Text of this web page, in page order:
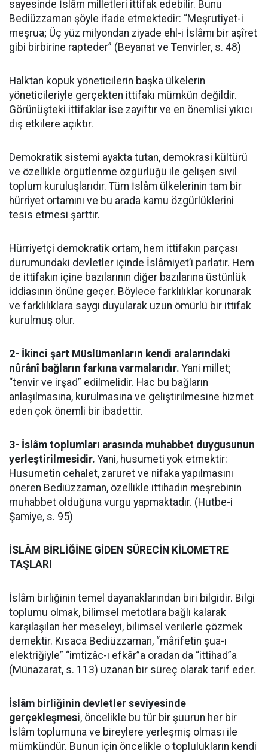
sayesinde İslâm milletleri ittifak edebilir. Bunu
Bediüzzaman şöyle ifade etmektedir: “Meşrutiyet-i
meşrua; Üç yüz milyondan ziyade ehl-i İslâmı bir aşîret
gibi birbirine rapteder” (Beyanat ve Tenvirler, s. 48)
Halktan kopuk yöneticilerin başka ülkelerin
yöneticileriyle gerçekten ittifakı mümkün değildir.
Görünüşteki ittifaklar ise zayıftır ve en önemlisi yıkıcı
dış etkilere açıktır.
Demokratik sistemi ayakta tutan, demokrasi kültürü
ve özellikle örgütlenme özgürlüğü ile gelişen sivil
toplum kuruluşlarıdır. Tüm İslâm ülkelerinin tam bir
hürriyet ortamını ve bu arada kamu özgürlüklerini
tesis etmesi şarttır.
Hürriyetçi demokratik ortam, hem ittifakın parçası
durumundaki devletler içinde İslâmiyet’i parlatır. Hem
de ittifakın içine bazılarının diğer bazılarına üstünlük
iddiasının önüne geçer. Böylece farklılıklar korunarak
ve farklılıklara saygı duyularak uzun ömürlü bir ittifak
kurulmuş olur.
2- İkinci şart Müslümanların kendi aralarındaki
nûrânî bağların farkına varmalarıdır. Yani millet;
“tenvir ve irşad” edilmelidir. Hac bu bağların
anlaşılmasına, kurulmasına ve geliştirilmesine hizmet
eden çok önemli bir ibadettir.
3- İslâm toplumları arasında muhabbet duygusunun
yerleştirilmesidir. Yani, husumeti yok etmektir:
Husumetin cehalet, zaruret ve nifaka yapılmasını
öneren Bediüzzaman, özellikle ittihadın meşrebinin
muhabbet olduğuna vurgu yapmaktadır. (Hutbe-i
Şamiye, s. 95)
İSLÂM BİRLİĞİNE GİDEN SÜRECİN KİLOMETRE
TAŞLARI
İslâm birliğinin temel dayanaklarından biri bilgidir. Bilgi
toplumu olmak, bilimsel metotlara bağlı kalarak
karşılaşılan her meseleyi, bilimsel verilerle çözmek
demektir. Kısaca Bediüzzaman, “mârifetin şua-ı
elektriğiyle” “imtizâc-ı efkâr”a oradan da “ittihad”a
(Münazarat, s. 113) uzanan bir süreç olarak tarif eder.
İslâm birliğinin devletler seviyesinde
gerçekleşmesi, öncelikle bu tür bir şuurun her bir
İslâm toplumuna ve bireylere yerleşmiş olması ile
mümkündür. Bunun için öncelikle o toplulukların kendi